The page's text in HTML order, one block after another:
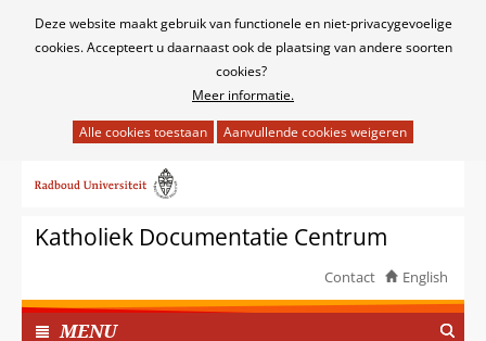
Cookies
Deze website maakt gebruik van functionele en niet-privacygevoelige
cookies. Accepteert u daarnaast ook de plaatsing van andere soorten
cookies?
Meer informatie.
het
van
cookies
deze
website
naar
inhoudKatholiek Documentatie Centrum
Contact English
MENUI